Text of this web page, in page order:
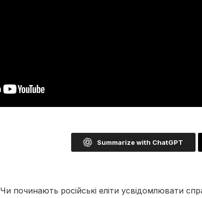
Summarize with ChatGPT
Чи починають російські еліти усвідомлювати